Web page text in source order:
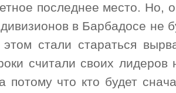
последнее место. Но,
в Барбадосе не
стали стараться
считали своих
потому что кто будет